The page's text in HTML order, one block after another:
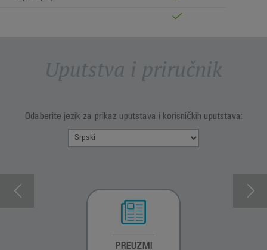
Uputstva i priručnik
Odaberite jezik za prikaz uputstava i korisničkih uputstava:
PREUZMI